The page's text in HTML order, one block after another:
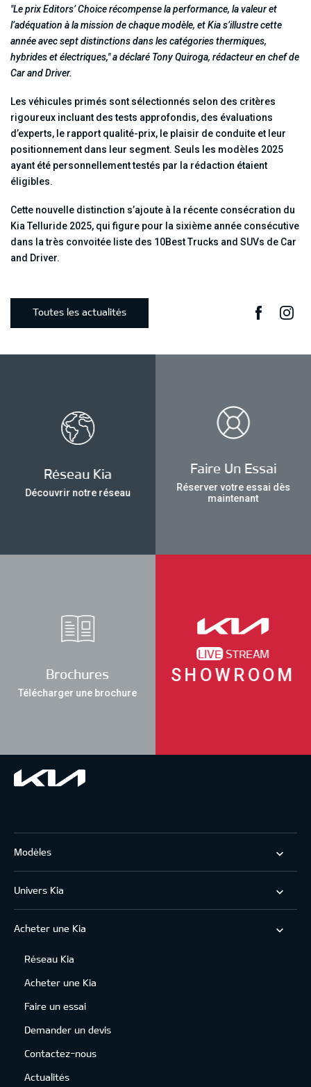
"Le prix Editors’ Choice récompense la performance, la valeur et
l’adéquation à la mission de chaque modèle, et Kia s’illustre cette
année avec sept distinctions dans les catégories thermiques,
hybrides et électriques," a déclaré Tony Quiroga, rédacteur en chef de
Car and Driver.
Les véhicules primés sont sélectionnés selon des critères
rigoureux incluant des tests approfondis, des évaluations
d’experts, le rapport qualité-prix, le plaisir de conduite et leur
positionnement dans leur segment. Seuls les modèles 2025
ayant été personnellement testés par la rédaction étaient
éligibles.
Cette nouvelle distinction s’ajoute à la récente consécration du
Kia Telluride 2025, qui figure pour la sixième année consécutive
dans la très convoitée liste des 10Best Trucks and SUVs de Car
and Driver.
Toutes les actualités
Réseau Kia
Découvrir notre réseau
Faire Un Essai
Réserver votre essai dès
maintenant
Brochures
Télécharger une brochure
LIVE STREAM
SHOWROOM
footer
Modèles
Univers Kia
Acheter une Kia
Footer
menu
Réseau Kia
Acheter une Kia
Faire un essai
Demander un devis
Contactez-nous
Actualités